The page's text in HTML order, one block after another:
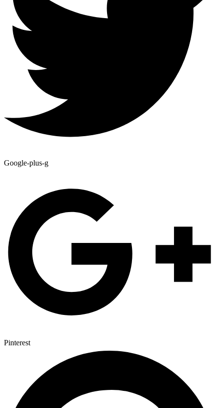
Google-plus-g
Pinterest